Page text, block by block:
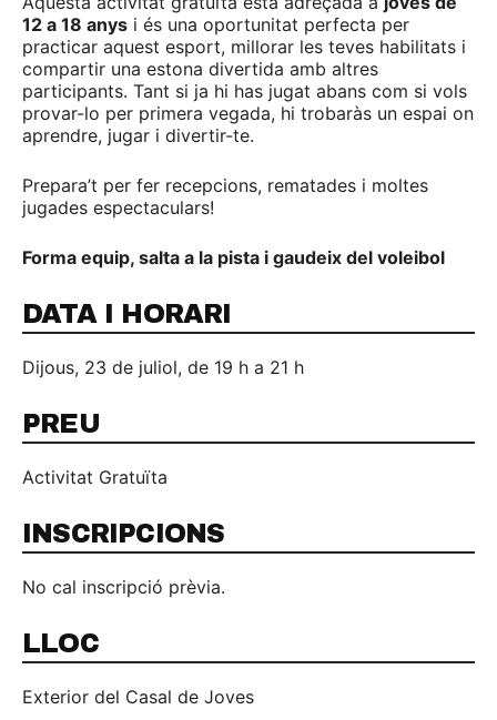
12 a 18 anys i és una oportunitat perfecta per
practicar aquest esport, millorar les teves habilitats i
compartir una estona divertida amb altres
participants. Tant si ja hi has jugat abans com si vols
provar-lo per primera vegada, hi trobaràs un espai on
aprendre, jugar i divertir-te.
Prepara’t per fer recepcions, rematades i moltes
jugades espectaculars!
Forma equip, salta a la pista i gaudeix del voleibol
DATA I HORARI
Dijous, 23 de juliol, de 19 h a 21 h
PREU
Activitat Gratuïta
INSCRIPCIONS
No cal inscripció prèvia.
LLOC
Exterior del Casal de Joves